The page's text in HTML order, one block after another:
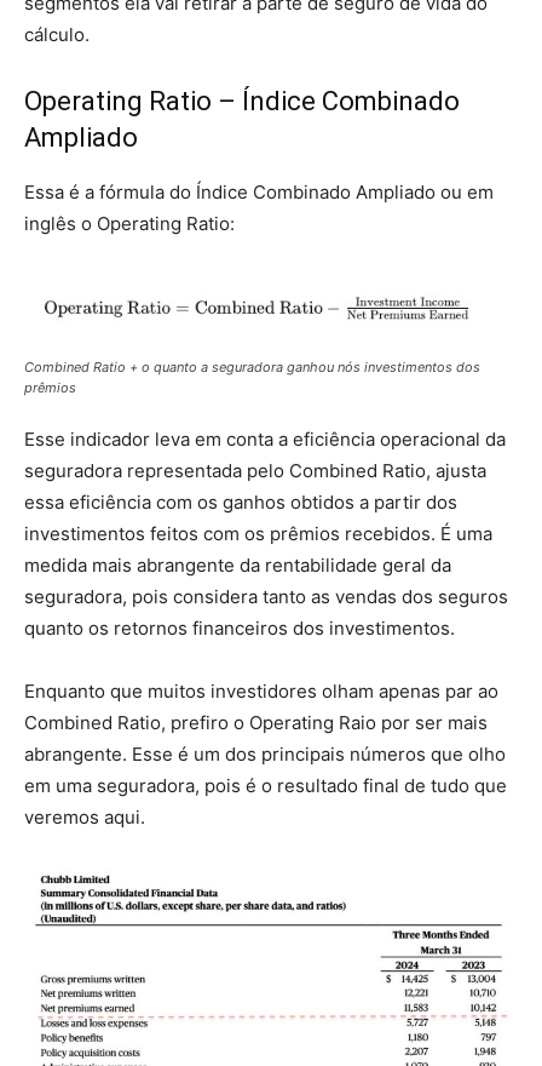
cálculo.
Operating Ratio – Índice Combinado
Ampliado
Essa é a fórmula do Índice Combinado Ampliado ou em
inglês o Operating Ratio:
Combined Ratio + o quanto a seguradora ganhou nós investimentos dos
prêmios
Esse indicador leva em conta a eficiência operacional da
seguradora representada pelo Combined Ratio, ajusta
essa eficiência com os ganhos obtidos a partir dos
investimentos feitos com os prêmios recebidos. É uma
medida mais abrangente da rentabilidade geral da
seguradora, pois considera tanto as vendas dos seguros
quanto os retornos financeiros dos investimentos.
Enquanto que muitos investidores olham apenas par ao
Combined Ratio, prefiro o Operating Raio por ser mais
abrangente. Esse é um dos principais números que olho
em uma seguradora, pois é o resultado final de tudo que
veremos aqui.